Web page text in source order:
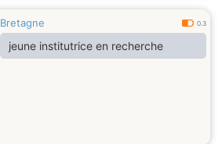
vie dans ma maison dans un petit
village qui a enormément de charme
les adrets de l'esterel avec ma fille a
Bretagne 0.3
jeune institutrice en recherche